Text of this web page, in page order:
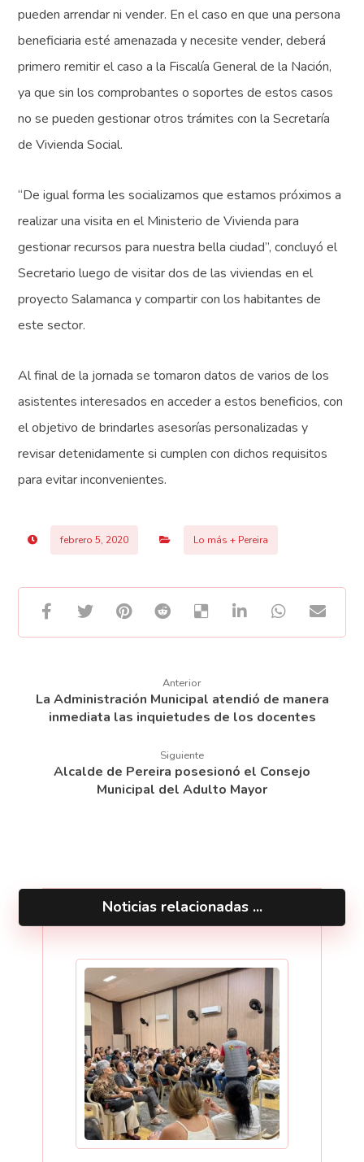
pueden arrendar ni vender. En el caso en que una persona
beneficiaria esté amenazada y necesite vender, deberá
primero remitir el caso a la Fiscalía General de la Nación,
ya que sin los comprobantes o soportes de estos casos
no se pueden gestionar otros trámites con la Secretaría
de Vivienda Social.
“De igual forma les socializamos que estamos próximos a
realizar una visita en el Ministerio de Vivienda para
gestionar recursos para nuestra bella ciudad”, concluyó el
Secretario luego de visitar dos de las viviendas en el
proyecto Salamanca y compartir con los habitantes de
este sector.
Al final de la jornada se tomaron datos de varios de los
asistentes interesados en acceder a estos beneficios, con
el objetivo de brindarles asesorías personalizadas y
revisar detenidamente si cumplen con dichos requisitos
para evitar inconvenientes.
febrero 5, 2020 Lo más + Pereira
Anterior
La Administración Municipal atendió de manera
inmediata las inquietudes de los docentes
Siguiente
Alcalde de Pereira posesionó el Consejo
Municipal del Adulto Mayor
Noticias relacionadas ...